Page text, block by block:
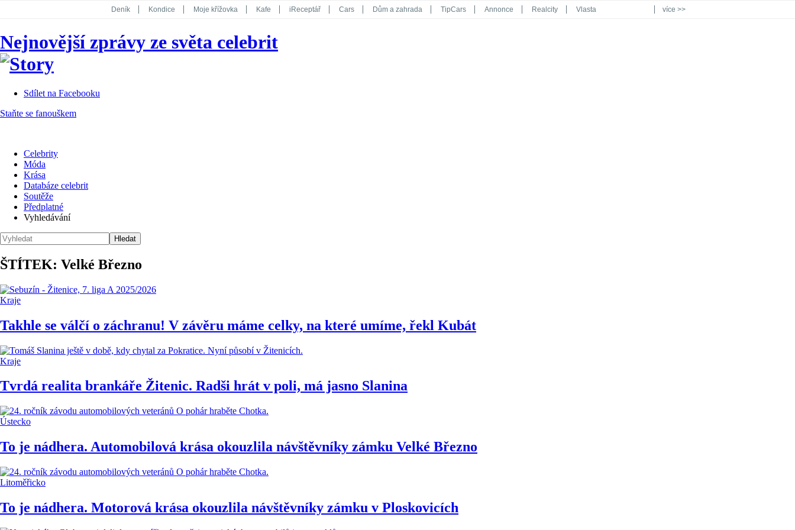
Deník Kondice Moje křížovka Kafe iReceptář Cars Dům a zahrada TipCars Annonce Realcity Vlasta
Koktejl
více >>
Nejnovější zprávy ze světa celebrit
Sdílet na Facebooku
Staňte se fanouškem
Celebrity
Móda
Krása
Databáze celebrit
Soutěže
Předplatné
Vyhledávání
ŠTÍTEK: Velké Březno
Kraje
Takhle se válčí o záchranu! V závěru máme celky, na které umíme, řekl Kubát
Kraje
Tvrdá realita brankáře Žitenic. Radši hrát v poli, má jasno Slanina
Ústecko
To je nádhera. Automobilová krása okouzlila návštěvníky zámku Velké Březno
Litoměřicko
To je nádhera. Motorová krása okouzlila návštěvníky zámku v Ploskovicích